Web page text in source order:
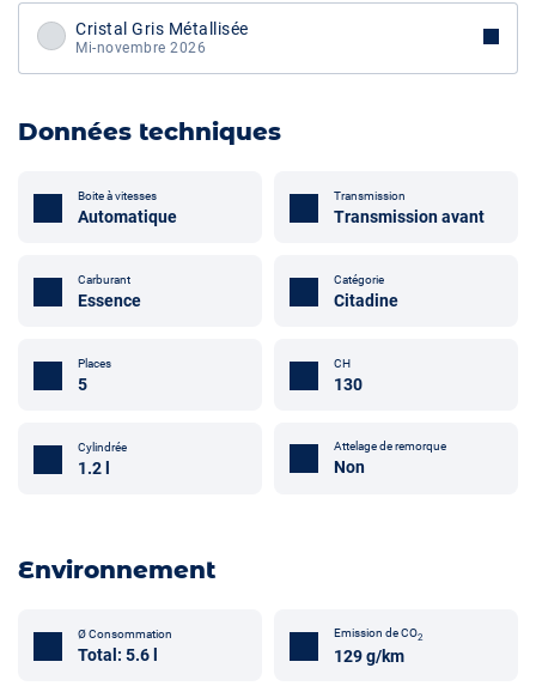
Cristal Gris Métallisée
Mi-novembre 2026
Données techniques
Boite à vitesses
Automatique
Transmission
Transmission avant
Carburant
Essence
Catégorie
Citadine
Places
5
CH
130
Cylindrée
1.2 l
Attelage de remorque
Non
Environnement
Ø Consommation
Total: 5.6 l
Emission de CO2
129 g/km